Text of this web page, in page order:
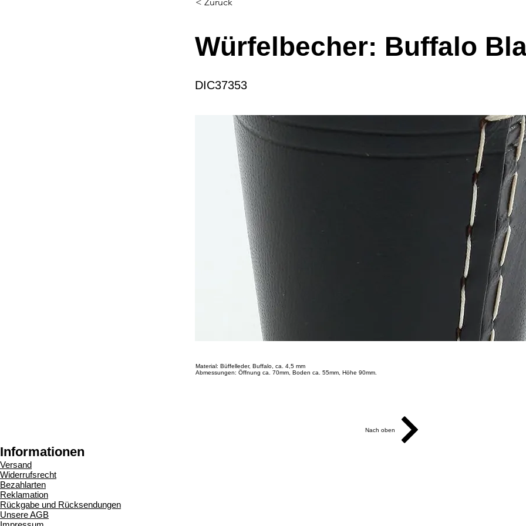
Würfelbecher: Buffalo
DIC37353
Material: Büffelleder, Buffalo, ca. 4,5 mm
Abmessungen: Öffnung ca. 70mm, Boden ca. 55mm, Höhe 90mm.
Nach oben
Informationen
Versand
Widerrufsrecht
Bezahlarten
Reklamation
Rückgabe und Rücksendungen
Unsere AGB